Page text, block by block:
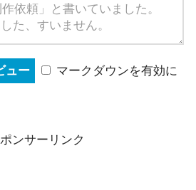
マークダウンを有効に
ンサーリンク